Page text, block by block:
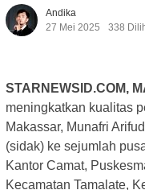
Andika
27 Mei 2025
338
STARNEWSID.COM,
meningkatkan kualitas
Makassar, Munafri
(sidak) ke sejumlah
Kantor Camat,
Kecamatan Tamalate,